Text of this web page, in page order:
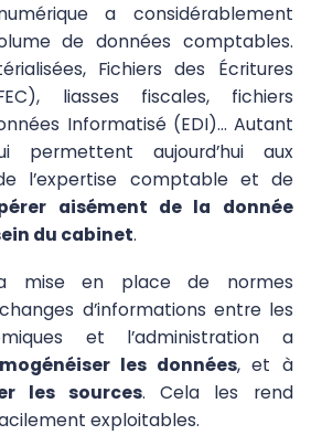
a considérablement
de données comptables.
Fichiers des Écritures
liasses fiscales, fichiers
Informatisé (EDI)… Autant
permettent aujourd’hui aux
l’expertise comptable et de
aisément de la donnée
du cabinet.
mise en place de normes
d’informations entre les
et l’administration a
les données, et à
les sources. Cela les rend
exploitables.